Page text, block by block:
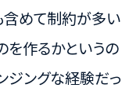
含めて制約が多い
を作るかというの
ジングな経験だっ